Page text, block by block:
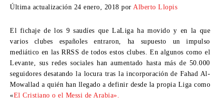
Última actualización 24 enero, 2018 por Alberto Llopis
El fichaje de los 9 saudíes que LaLiga ha movido y en la que
varios clubes españoles entraron, ha supuesto un impulso
mediático en las RRSS de todos estos clubes. En algunos como el
Levante, sus redes sociales han aumentado hasta más de 50.000
seguidores desatando la locura tras la incorporación de Fahad Al-
Mowallad a quién han llegado a definir desde la propia Liga como
«El Cristiano o el Messi de Arabia».